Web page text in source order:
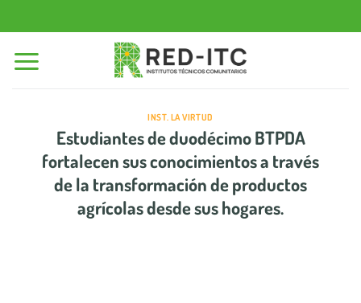
al
contenido
INST. LA VIRTUD
Estudiantes de duodécimo BTPDA
fortalecen sus conocimientos a través
de la transformación de productos
agrícolas desde sus hogares.